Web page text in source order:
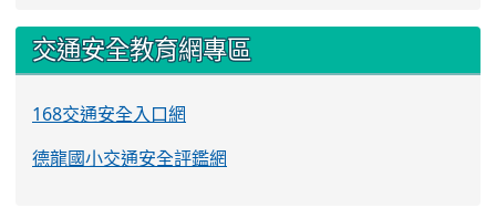
交通安全教育網專區
168交通安全入口網
德龍國小交通安全評鑑網